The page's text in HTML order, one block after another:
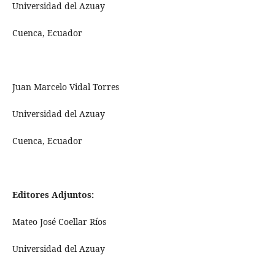
Universidad del Azuay
Cuenca, Ecuador
Juan Marcelo Vidal Torres
Universidad del Azuay
Cuenca, Ecuador
Editores Adjuntos:
Mateo José Coellar Ríos
Universidad del Azuay